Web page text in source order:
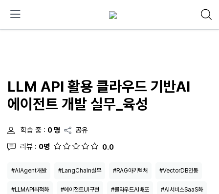
LLM API 활용 클라우드 기반AI
에이전트 개발 실무_육성
학습 중 : 0 명
공유
리뷰 : 0명 0.0
#AIAgent개발 #LangChain실무 #RAG아키텍처 #VectorDB연동
#LLMAPI최적화 #에이전트UI구현 #클라우드AI배포 #AI서비스SaaS화